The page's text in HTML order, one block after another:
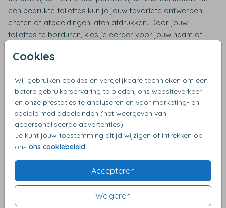
Cookies
Wij gebruiken cookies en vergelijkbare technieken om een
betere gebruikerservaring te bieden, ons websiteverkeer
en onze prestaties te analyseren en voor marketing- en
sociale mediadoeleinden (het weergeven van
gepersonaliseerde advertenties).
Je kunt jouw toestemming altijd wijzigen of intrekken op
ons ons cookiebeleid
Accepteren
Weigeren
een bedrukte toilettas kun je jouw favoriete ontwerpen,
citaten of afbeeldingen laten afdrukken. Door jouw
toilettas te borduren, kies je eerder voor jouw naam of
praktisch item, maar ook een geweldige manier om je
Herkenbaar en veilig reizen met een bedrukte
koffer
Reizen met een koffer die eruitziet als die van iedereen kan
leiden tot verwarring en verlies. Met een bedrukte koffer
van Simply Colors hoef je je daar geen zorgen meer over
te maken. Kies je eigen ontwerp of laat je koffer
bedrukken met een unieke afbeelding of tekst. Een
bedrukte koffer is niet alleen stijlvol, maar ook een
effectieve manier om je bagage snel te herkennen op de